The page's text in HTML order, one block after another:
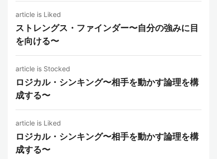
article is Liked
ストレングス・ファインダー〜自分の強みに目
を向ける〜
article is Stocked
ロジカル・シンキング〜相手を動かす論理を構
成する〜
article is Liked
ロジカル・シンキング〜相手を動かす論理を構
成する〜